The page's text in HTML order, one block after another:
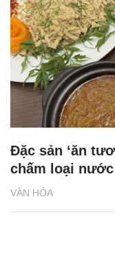
VĂN HÓA
Đặc sản ‘ăn
chấm loại